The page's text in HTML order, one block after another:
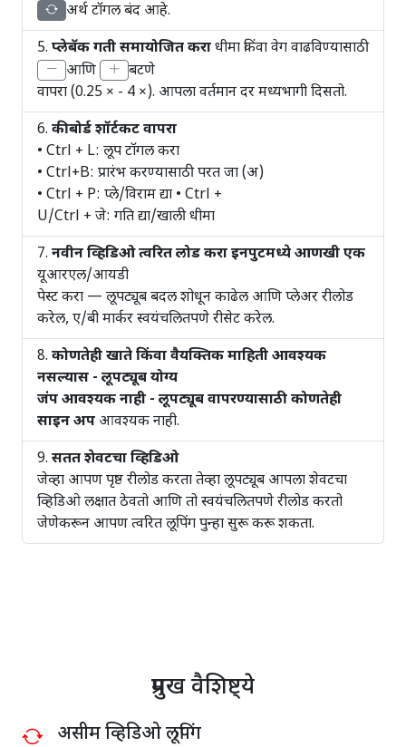
अर्थ टॉगल बंद आहे.
प्लेबॅक गती समायोजित कराधीमा किंवा वेग वाढविण्यासाठी
आणि
बटणे
वापरा (0.25 × - 4 ×). आपला वर्तमान दर मध्यभागी दिसतो.
कीबोर्ड शॉर्टकट वापरा
• Ctrl + L: लूप टॉगल करा
• Ctrl+B: प्रारंभ करण्यासाठी परत जा (अ)
• Ctrl + P: प्ले/विराम द्या • Ctrl +
U/Ctrl + जे: गति द्या/खाली धीमा
नवीन व्हिडिओ त्वरित लोड करा इनपुटमध्ये आणखी एक
यूआरएल/आयडी
पेस्ट करा — लूपट्यूब बदल शोधून काढेल आणि प्लेअर रीलोड
करेल, ए/बी मार्कर स्वयंचलितपणे रीसेट करेल.
कोणतेही खाते किंवा वैयक्तिक माहिती आवश्यक
नसल्यास - लूपट्यूब योग्य
जंप आवश्यक नाही - लूपट्यूब वापरण्यासाठी कोणतेही
साइन अप आवश्यक नाही.
सतत शेवटचा व्हिडिओ
जेव्हा आपण पृष्ठ रीलोड करता तेव्हा लूपट्यूब आपला शेवटचा
व्हिडिओ लक्षात ठेवतो आणि तो स्वयंचलितपणे रीलोड करतो
जेणेकरून आपण त्वरित लूपिंग पुन्हा सुरू करू शकता.
प्रमुख वैशिष्ट्ये
असीम व्हिडिओ लूपिंग